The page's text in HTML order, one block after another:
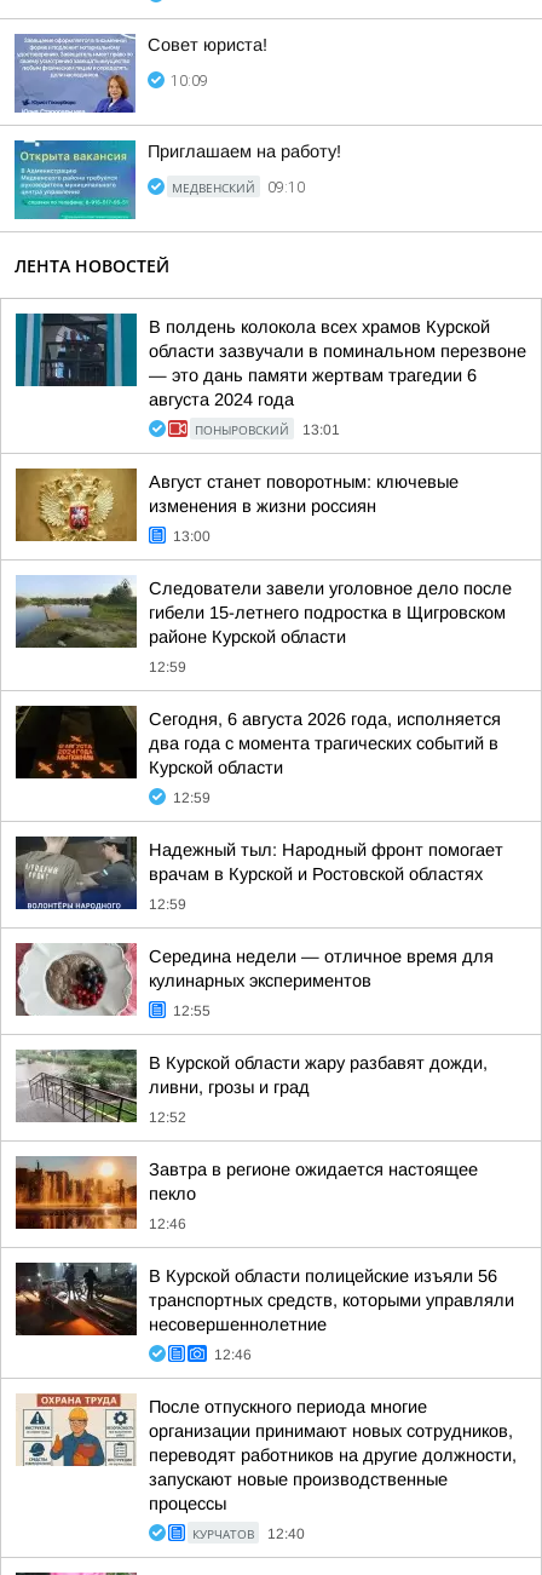
Совет юриста!
10:09
Приглашаем на работу!
МЕДВЕНСКИЙ 09:10
ЛЕНТА НОВОСТЕЙ
В полдень колокола всех храмов Курской
области зазвучали в поминальном перезвоне
— это дань памяти жертвам трагедии 6
августа 2024 года
ПОНЫРОВСКИЙ 13:01
Август станет поворотным: ключевые
изменения в жизни россиян
13:00
Следователи завели уголовное дело после
гибели 15-летнего подростка в Щигровском
районе Курской области
12:59
Сегодня, 6 августа 2026 года, исполняется
два года с момента трагических событий в
Курской области
12:59
Надежный тыл: Народный фронт помогает
врачам в Курской и Ростовской областях
12:59
Середина недели — отличное время для
кулинарных экспериментов
12:55
В Курской области жару разбавят дожди,
ливни, грозы и град
12:52
Завтра в регионе ожидается настоящее
пекло
12:46
В Курской области полицейские изъяли 56
транспортных средств, которыми управляли
несовершеннолетние
12:46
После отпускного периода многие
организации принимают новых сотрудников,
переводят работников на другие должности,
запускают новые производственные
процессы
КУРЧАТОВ 12:40